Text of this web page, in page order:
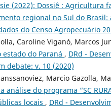
(2022): Dossiê : Agricultura
regional no Sul do Brasil:
do Censo Agropecuário
Caroline Viganó, Marcos
estado do Paraná , DRd -
debate: v. 10 (2020)
Marcio Gazolla,
análise do programa “SC
locais , DRd -